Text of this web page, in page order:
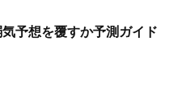
予想を覆すか予測ガイド